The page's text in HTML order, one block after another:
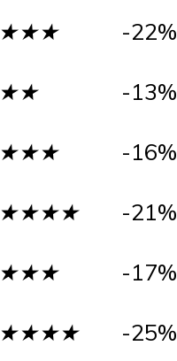
★★★ -22%
★★ -13%
★★★ -16%
★★★★ -21%
★★★ -17%
★★★★ -25%